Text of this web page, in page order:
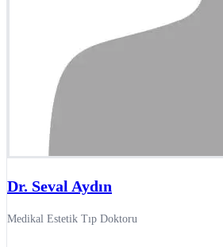
Dr. Seval Aydın
Medikal Estetik Tıp Doktoru